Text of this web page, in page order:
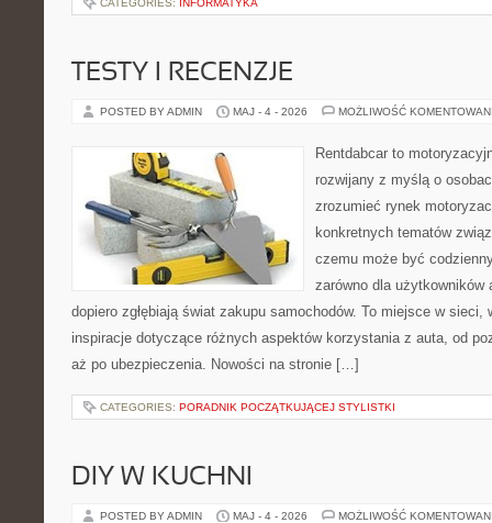
CATEGORIES: INFORMATYKA
TESTY I RECENZJE
POSTED BY ADMIN MAJ - 4 - 2026 MOŻLIWOŚĆ
Rentdabcar to
rozwijany z myślą o
zrozumieć rynek
konkretnych tematów
czemu może być
zarówno dla
dopiero zgłębiają świat zakupu samochodów. To miejsce w
inspiracje dotyczące różnych aspektów korzystania z auta, od
aż po ubezpieczenia. Nowości na stronie […]
CATEGORIES: PORADNIK POCZĄTKUJĄCEJ STYLISTKI
DIY W KUCHNI
POSTED BY ADMIN MAJ - 4 - 2026 MOŻLIWOŚĆ